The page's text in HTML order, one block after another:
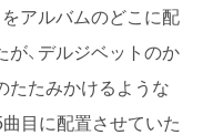
をアルバムのどこに配
、デルジベットのか
たたみかけるような
目に配置させていた